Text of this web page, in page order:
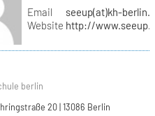
Email
seeup(at)kh-
Website http://
berlin
20 | 13086 Berlin